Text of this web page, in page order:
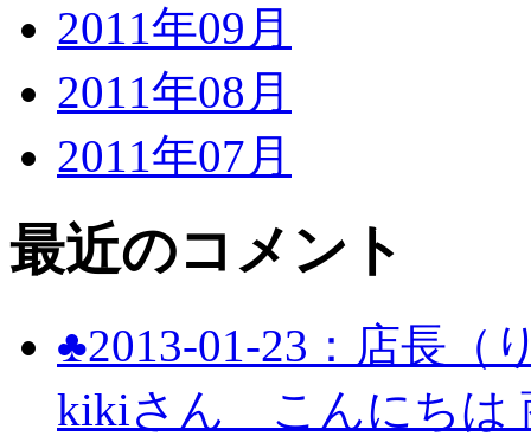
2011年09月
2011年08月
2011年07月
最近のコメント
♣2013-01-23：店長（
kikiさん こんにちは